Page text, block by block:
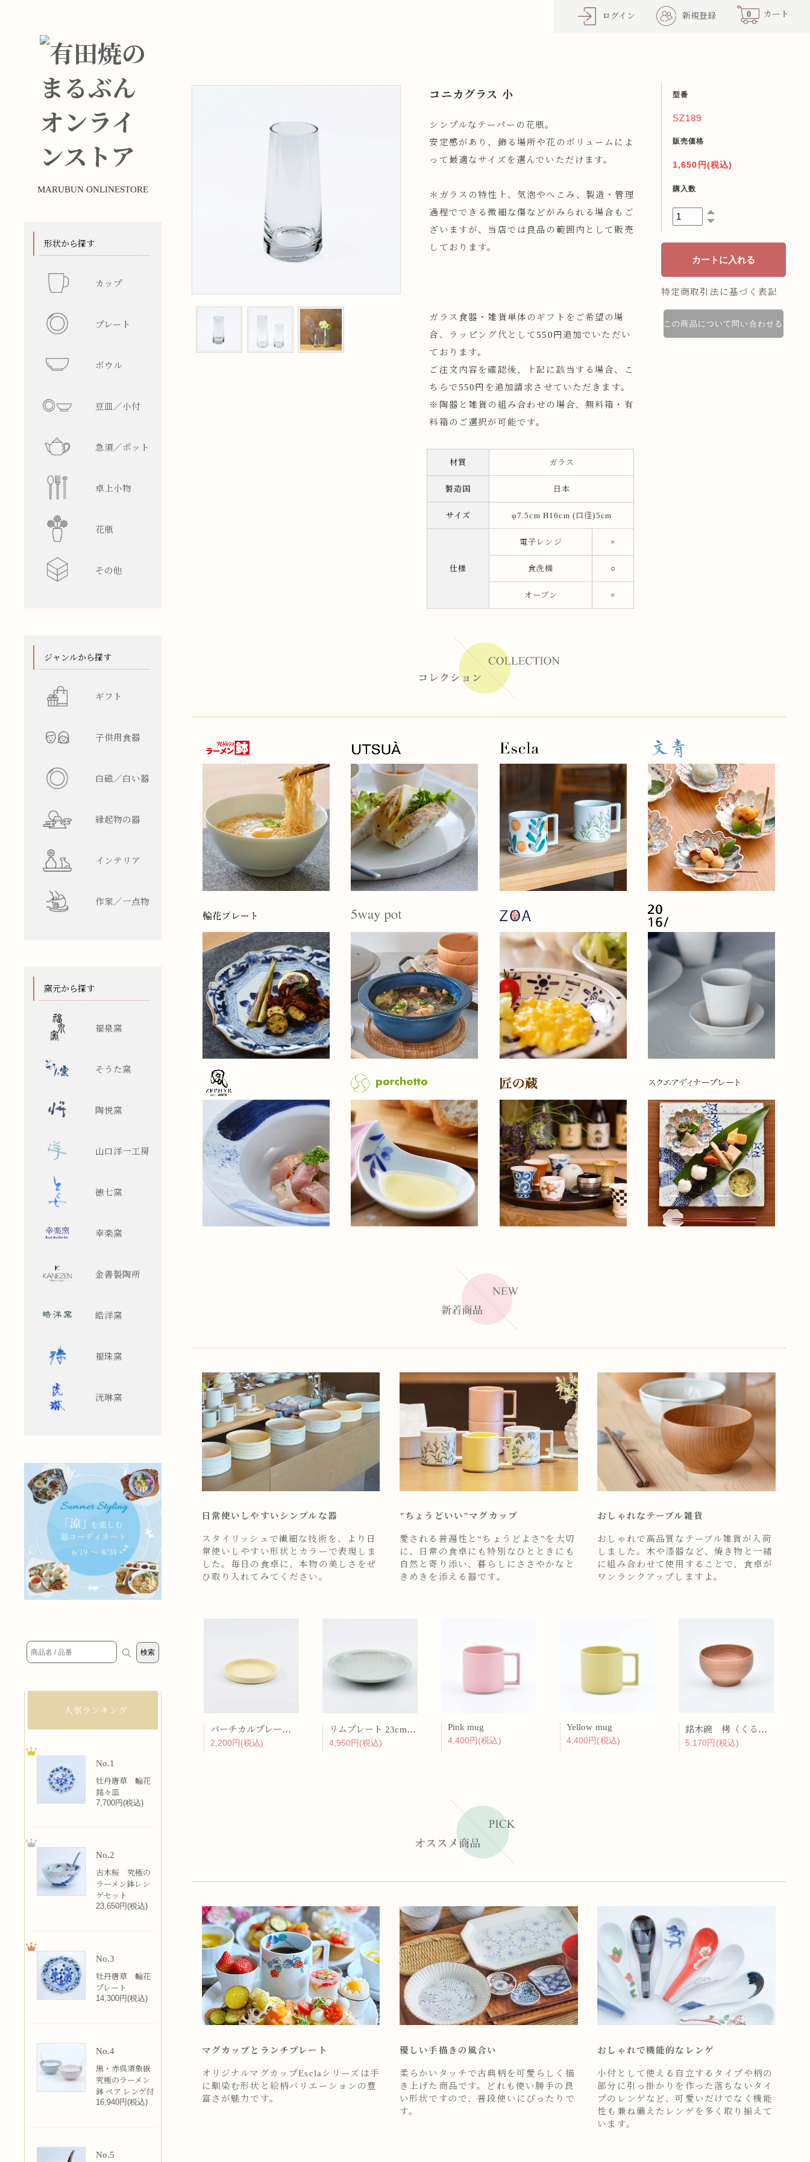
ログイン 新規登録 0 カート
MARUBUN ONLINESTORE
コニカグラス 小
シンプルなテーパーの花瓶。
安定感があり、飾る場所や花のボリュームによ
って最適なサイズを選んでいただけます。
＊ガラスの特性上、気泡やへこみ、製造・管理
過程でできる微細な傷などがみられる場合もご
ざいますが、当店では良品の範囲内として販売
しております。
ガラス食器・雑貨単体のギフトをご希望の場
合、ラッピング代として550円追加でいただい
ております。
ご注文内容を確認後、上記に該当する場合、こ
ちらで550円を追加請求させていただきます。
※陶器と雑貨の組み合わせの場合、無料箱・有
料箱のご選択が可能です。
材質 ガラス
製造国 日本
サイズ φ7.5cm H16cm (口径)5cm
仕様
電子レンジ ×
食洗機 ○
オーブン ×
型番
SZ189
販売価格
1,650円(税込)
購入数
特定商取引法に基づく表記
この商品について問い合わせる
日常使いしやすいシンプルな器
スタイリッシュで繊細な技術を、より日
常使いしやすい形状とカラーで表現しま
した。毎日の食卓に、本物の美しさをぜ
ひ取り入れてみてください。
"ちょうどいい"マグカップ
愛される普遍性と“ちょうどよさ”を大切
に、日常の食卓にも特別なひとときにも
自然と寄り添い、暮らしにささやかなと
きめきを添える器です。
おしゃれなテーブル雑貨
おしゃれで高品質なテーブル雑貨が入荷
しました。木や漆器など、焼き物と一緒
に組み合わせて使用することで、食卓が
ワンランクアップしますよ。
バーチカルプレート 15cm 化粧土
2,200円(税込)
リムプレート 23cm 呉須散
4,950円(税込)
Pink mug
4,400円(税込)
Yellow mug
4,400円(税込)
銘木碗 栲（くるみ）
5,170円(税込)
マグカップとランチプレート
オリジナルマグカップEsclaシリーズは手
に馴染む形状と絵柄バリエーションの豊
富さが魅力です。
優しい手描きの風合い
柔らかいタッチで古典柄を可愛らしく描
き上げた商品です。どれも使い勝手の良
い形状ですので、普段使いにぴったりで
す。
おしゃれで機能的なレンゲ
小付として使える自立するタイプや柄の
部分に引っ掛かりを作った落ちないタイ
プのレンゲなど、可愛いだけでなく機能
性も兼ね備えたレンゲを多く取り揃えて
います。
形状から探す
カップ
プレート
ボウル
豆皿／小付
急須／ポット
卓上小物
花瓶
その他
ジャンルから探す
ギフト
子供用食器
白磁／白い器
縁起物の器
インテリア
作家／一点物
窯元から探す
福泉窯
そうた窯
陶悦窯
山口洋一工房
徳七窯
幸楽窯
金善製陶所
皓洋窯
福珠窯
洸琳窯
人気ランキング
No.1
牡丹唐草 輪花
銘々皿
7,700円(税込)
No.2
古木桜 究極の
ラーメン鉢レン
ゲセット
23,650円(税込)
No.3
牡丹唐草 輪花
プレート
14,300円(税込)
No.4
黒・赤呉須象嵌
究極のラーメン
鉢 ペア レンゲ付
16,940円(税込)
No.5